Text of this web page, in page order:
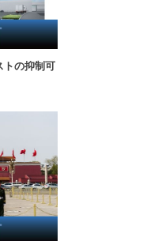
トの抑制可